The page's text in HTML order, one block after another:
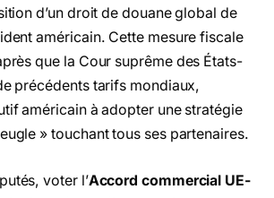
d’un droit de douane global de
américain. Cette mesure fiscale
que la Cour suprême des États-
précédents tarifs mondiaux,
américain à adopter une stratégie
» touchant tous ses partenaires.
voter l’Accord commercial UE-